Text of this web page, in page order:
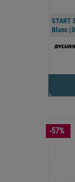
START
Blanc
-57%